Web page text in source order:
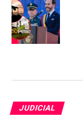
JUDICIAL